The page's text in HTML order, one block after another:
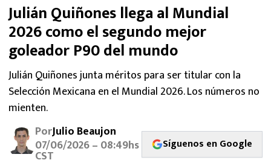
RAYADOS
PUMAS
ATLANTE
SELECCIÓN MEXICANA
FUTBOL INTERNACIONAL
Julián Quiñones llega al Mundial
2026 como el segundo mejor
goleador P90 del mundo
Julián Quiñones junta méritos para ser titular con la
Selección Mexicana en el Mundial 2026. Los números no
mienten.
PorJulio Beaujon
07/06/2026 – 08:49hs
CST
Síguenos en Google